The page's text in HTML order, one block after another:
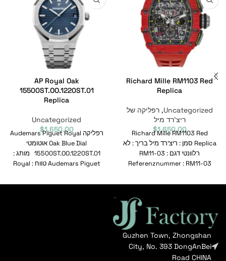
Richard Mille RM1103 Red
Replica
Uncategorized
,רפליקה של
ריצ'רד מיל
$1,650.00
Richard Mille RM1103 Red
Replica סמן : ריצ'רד מיל בריך : לא
רלוונטי דגם : RM11-03
Referenznummer : RM11-03
AP Royal Oak
15500ST.OO.1220ST.01
Replica
Uncategorized
$1,650.00
רפליקה Audemars Piguet Royal
Oak Blue Dial אוטומטי
15500ST.OO.1220ST.01 מותג :
Audemars Piguet טווח : Royal
Guzhen Town, Zhongshan
City, No. 393 DongAnBei
Road CHINA